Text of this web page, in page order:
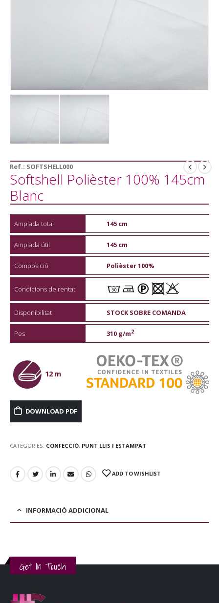
Ref.: SOFTSHELL000
Softshell Polièster 100% 145cm
Blanc
Amplada total 145 cm
Amplada útil 145 cm
Composició Polièster 100%
Condicions de rentat
Disponibilitat STOCK SOBRE COMANDA
Pes 310 g/m2
12 m
DOWNLOAD PDF
CATEGORIES: CONFECCIÓ, PUNT LLIS I ESTAMPAT
ADD TO WISHLIST
INFORMACIÓ ADDICIONAL
Get In Touch